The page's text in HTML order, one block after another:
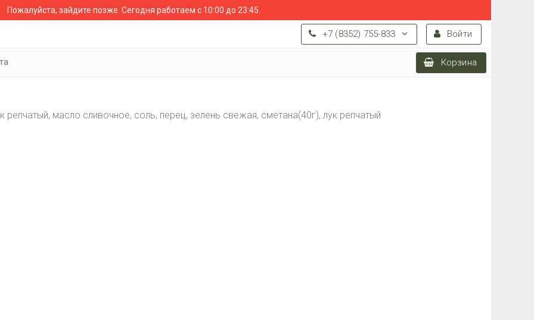
Пожалуйста, зайдите позже. Сегодня работаем с 10:00 до 23:45.
Войти
+7 (8352) 755-833
Корзина
масло сливочное, соль, перец, зелень свежая, сметана(40г), лук репчатый